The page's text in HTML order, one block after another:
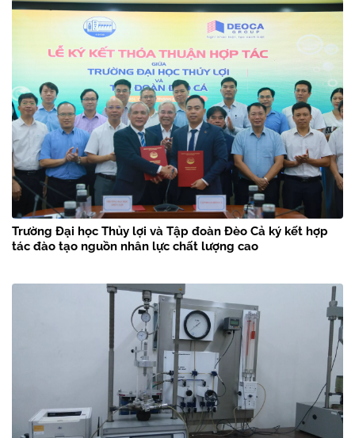
Trường Đại học Thủy lợi và Tập đoàn Đèo Cả ký kết hợp
tác đào tạo nguồn nhân lực chất lượng cao